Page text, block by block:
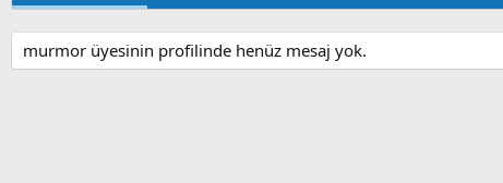
murmor üyesinin profilinde henüz mesaj yok.